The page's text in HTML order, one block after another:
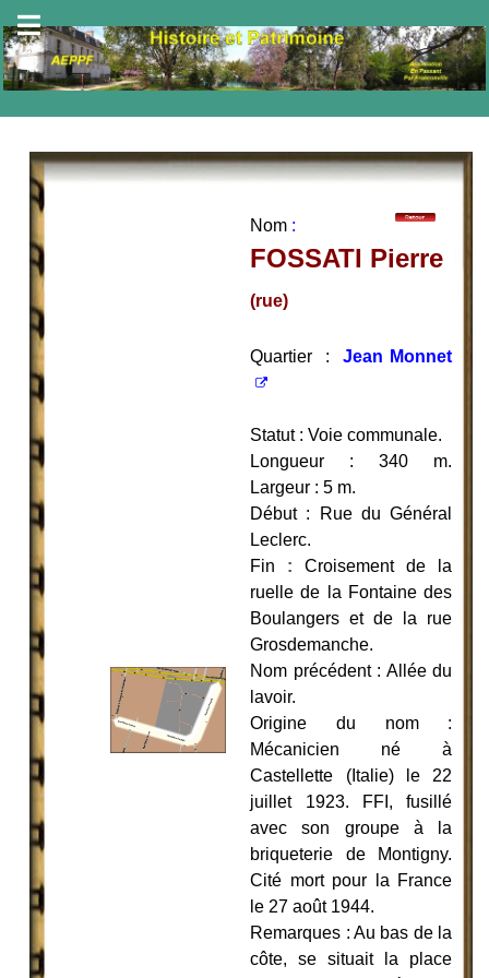
Nom :
FOSSATI Pierre
(rue)
Quartier :Jean Monnet
Statut : Voie communale.
Longueur : 340 m.
Largeur : 5 m.
Début : Rue du Général
Leclerc.
Fin : Croisement de la
ruelle de la Fontaine des
Boulangers et de la rue
Grosdemanche.
Nom précédent : Allée du
lavoir.
Origine du nom :
Mécanicien né à
Castellette (Italie)le 22
juillet 1923.
FFI, fusillé
avec son groupe à la
briqueterie de Montigny.
Cité mort pour la France
le 27 août 1944.
Remarques : Au bas de la
côte, se situait la place